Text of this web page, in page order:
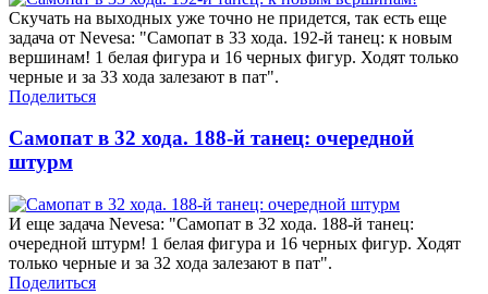
Скучать на выходных уже точно не придется, так есть еще
задача от Nevesa: "Самопат в 33 хода. 192-й танец: к новым
вершинам! 1 белая фигура и 16 черных фигур. Ходят только
черные и за 33 хода залезают в пат".
Поделиться
Самопат в 32 хода. 188-й танец: очередной
штурм
И еще задача Nevesa: "Самопат в 32 хода. 188-й танец:
очередной штурм! 1 белая фигура и 16 черных фигур. Ходят
только черные и за 32 хода залезают в пат".
Поделиться